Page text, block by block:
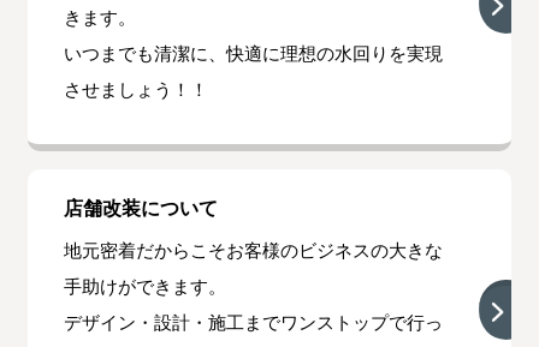
きます。
いつまでも清潔に、快適に理想の水回りを実現
させましょう！！
店舗改装について
地元密着だからこそお客様のビジネスの大きな
手助けができます。
デザイン・設計・施工までワンストップで行っ